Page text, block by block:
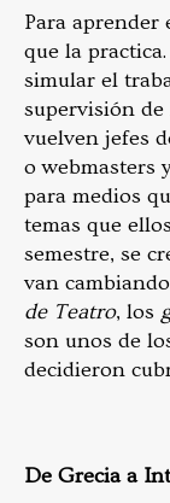
Para aprender
que la
simular el
supervisión de
vuelven jefes
o webmasters
para medios
temas que
semestre, se
van
de Teatro, los
son unos de
decidieron
De Grecia a